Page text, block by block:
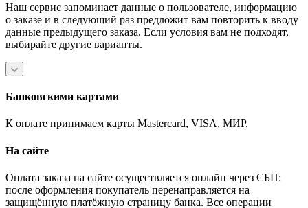
Наш сервис запоминает данные о пользователе, информацию
о заказе и в следующий раз предложит вам повторить к вводу
данные предыдущего заказа. Если условия вам не подходят,
выбирайте другие варианты.
Банковскими картами
К оплате принимаем карты Mastercard, VISA, МИР.
На сайте
Оплата заказа на сайте осуществляется онлайн через СБП:
после оформления покупатель перенаправляется на
защищённую платёжную страницу банка. Все операции